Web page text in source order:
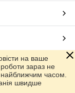
на ваше
роботи зараз не
найближчим часом.
швидше